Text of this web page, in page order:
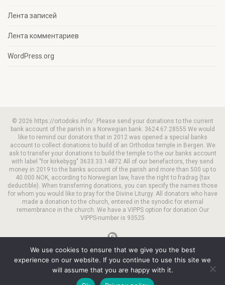
Лента записей
Лента комментариев
WordPress.org
© 2026 https://ortodoks.info/. Please send your donations to the current
bank account of the parish in a Norwegian bank. 3624.67.28555 We would
like to remind our donators that in 2012 was opened a special banks
account to collect donations to build of an Orthodox temple in Bergen. We
ask to transfer your donations to build the temple to the our banks account
with label "for kirkebygg" 3633.33.14872 All of our benefactors, they send
money in 2019 to the banks account of the parish and more than 500 up to
40.000 NOK, according to Norwegian law, have the right to fradrag (tax
deductible). When transferring donations, you can specify the names those
for whom you would like to pray for the Divine Liturgy. All donators who have
made a donation to the church, entered in the synodic for eternal
remembrance in the church. We have a VIPPS option for donation Our
VIPPS-number is 93525
We use cookies to ensure that we give you the best
experience on our website. If you continue to use this site we
will assume that you are happy with it.